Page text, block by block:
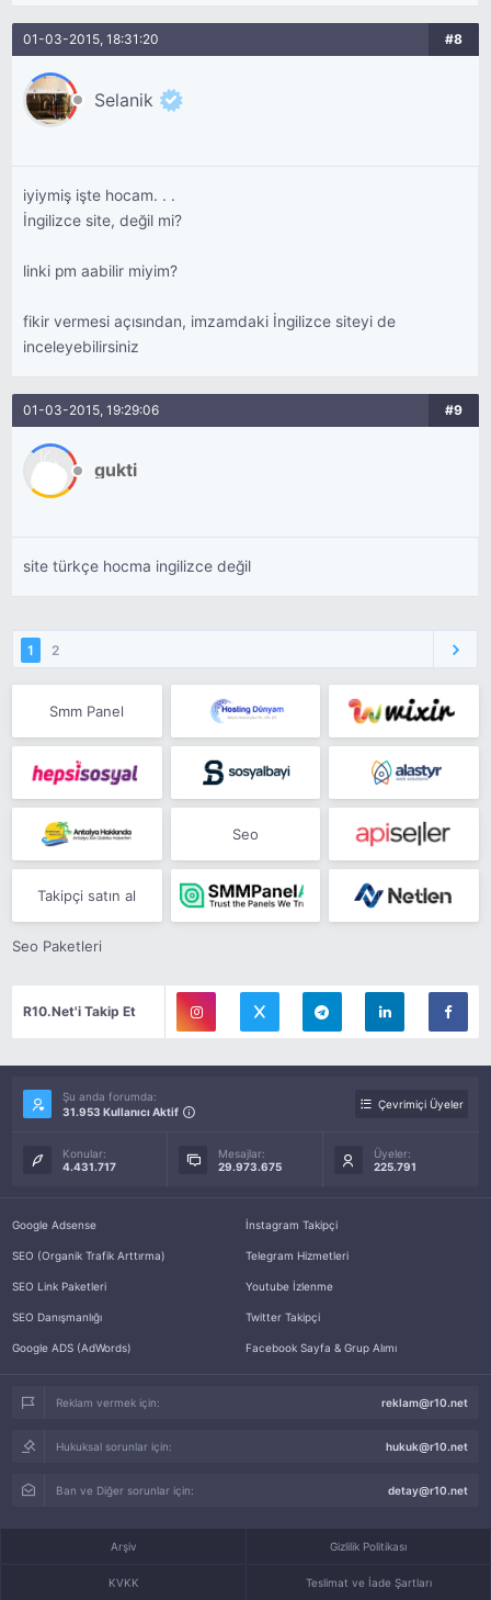
01-03-2015, 18:31:20 #8
Selanik
iyiymiş işte hocam. . .
İngilizce site, değil mi?
linki pm aabilir miyim?
fikir vermesi açısından, imzamdaki İngilizce siteyi de
inceleyebilirsiniz
01-03-2015, 19:29:06 #9
gukti
site türkçe hocma ingilizce değil
1 2
Smm Panel
Seo
Takipçi satın al
Seo Paketleri
R10.Net'i Takip Et
Şu anda forumda:
31.953 Kullanıcı Aktif
Çevrimiçi Üyeler
Konular:
4.431.717
Mesajlar:
29.973.675
Üyeler:
225.791
Google Adsense
SEO (Organik Trafik Arttırma)
SEO Link Paketleri
SEO Danışmanlığı
Google ADS (AdWords)
İnstagram Takipçi
Telegram Hizmetleri
Youtube İzlenme
Twitter Takipçi
Facebook Sayfa & Grup Alımı
Reklam vermek için: reklam@r10.net
Hukuksal sorunlar için: hukuk@r10.net
Ban ve Diğer sorunlar için: detay@r10.net
Arşiv Gizlilik Politikası
KVKK Teslimat ve İade Şartları